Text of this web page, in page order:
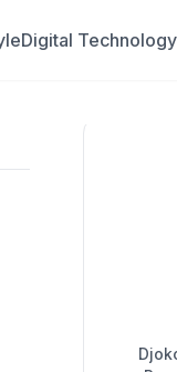
Digital Technology